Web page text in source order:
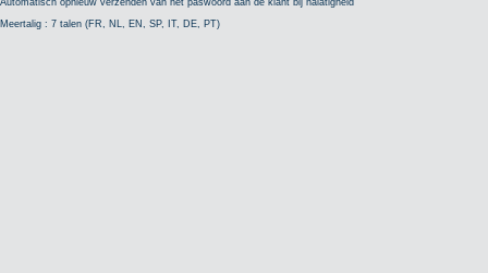
Automatisch opnieuw verzenden van het paswoord aan de klant bij nalatigheid
Meertalig : 7 talen (FR, NL, EN, SP, IT, DE, PT)